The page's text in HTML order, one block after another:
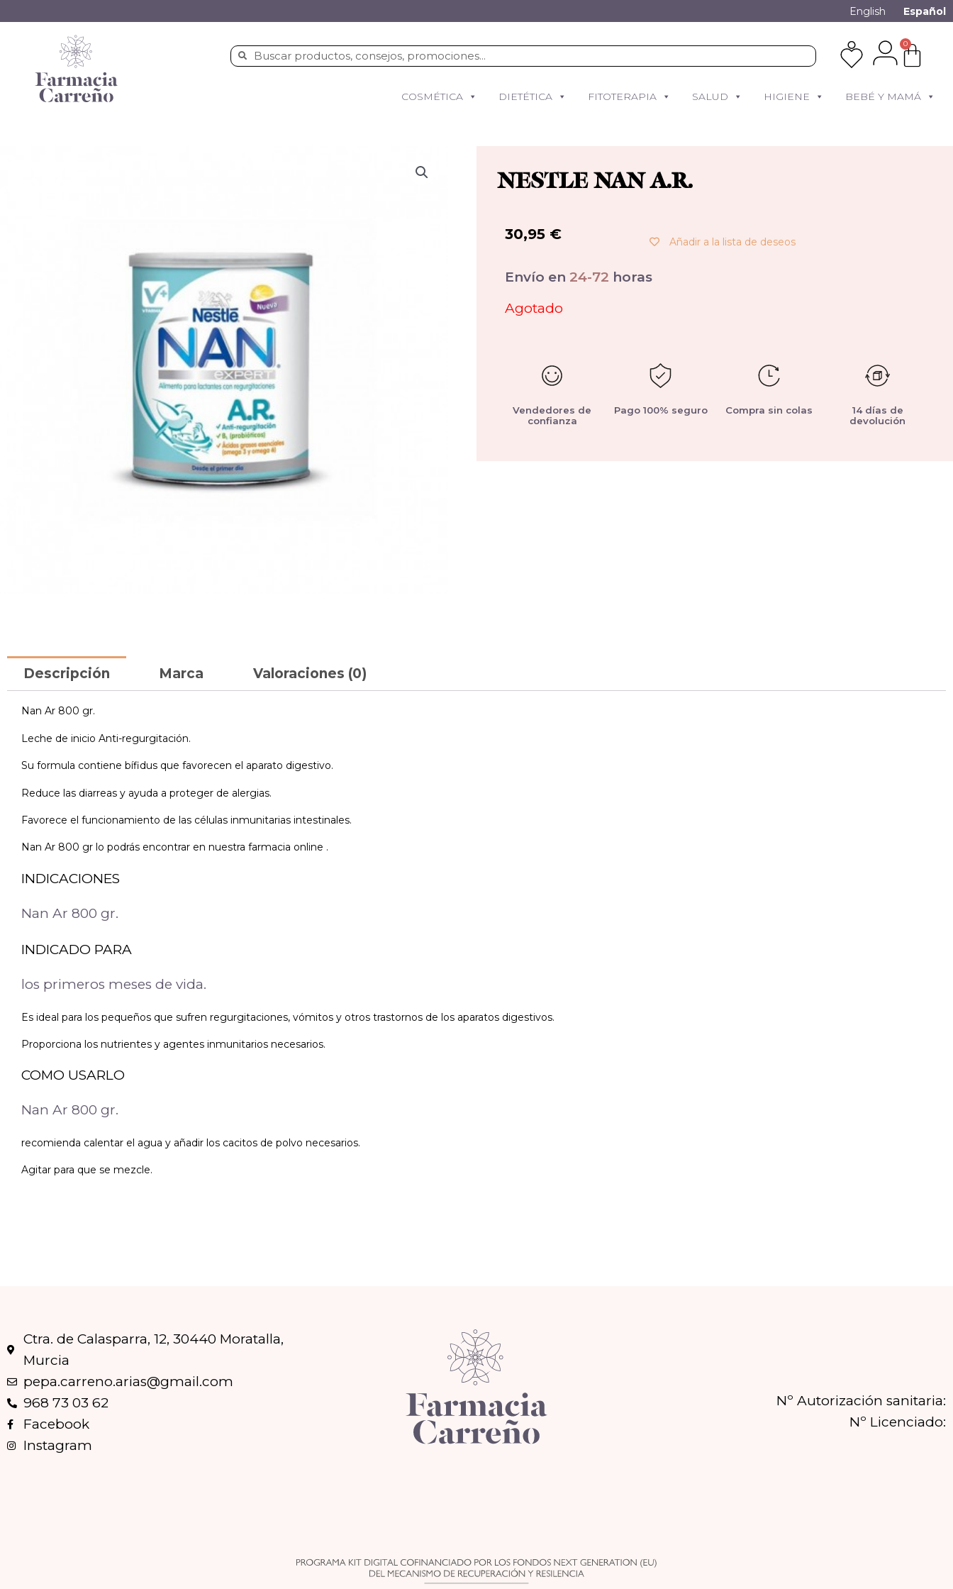
English Español
0
COSMÉTICA DIETÉTICA FITOTERAPIA SALUD HIGIENE BEBÉ Y MAMÁ
NESTLE NAN A.R.
30,95 € Añadir a la lista de deseos
Envío en 24-72 horas
Agotado
Vendedores de
confianza
Pago 100% seguro Compra sin colas
14 días de
devolución
Descripción Marca Valoraciones (0)
Nan Ar 800 gr.
Leche de inicio Anti-regurgitación.
Su formula contiene bífidus que favorecen el aparato digestivo.
Reduce las diarreas y ayuda a proteger de alergias.
Favorece el funcionamiento de las células inmunitarias intestinales.
Nan Ar 800 gr lo podrás encontrar en nuestra farmacia online .
INDICACIONES
Nan Ar 800 gr.
INDICADO PARA
los primeros meses de vida.
Es ideal para los pequeños que sufren regurgitaciones, vómitos y otros trastornos de los aparatos digestivos.
Proporciona los nutrientes y agentes inmunitarios necesarios.
COMO USARLO
Nan Ar 800 gr.
recomienda calentar el agua y añadir los cacitos de polvo necesarios.
Agitar para que se mezcle.
Ctra. de Calasparra, 12, 30440 Moratalla,
Murcia
pepa.carreno.arias@gmail.com
968 73 03 62
Facebook
Instagram
Nº Autorización sanitaria:
Nº Licenciado: